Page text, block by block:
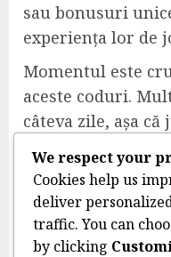
sau bonusuri
experiența lor de
Momentul este
aceste coduri.
câteva zile, așa
ar fi rețelele
pentru a prinde
apar. Stabilirea
aceste date cheie
We respect your
Cookies help us
deliver
traffic. You can
by clicking